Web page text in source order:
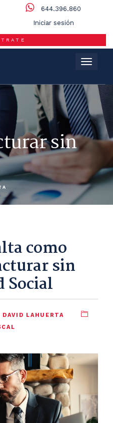
644.396.860
Iniciar sesión
Menú
sin
como
sin
Social
DAVID LAHUERTA